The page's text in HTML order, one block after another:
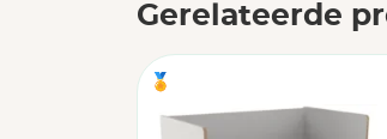
Gerelateerde
🏅